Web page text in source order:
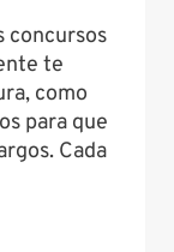
concursos
te
como
para que
Cada